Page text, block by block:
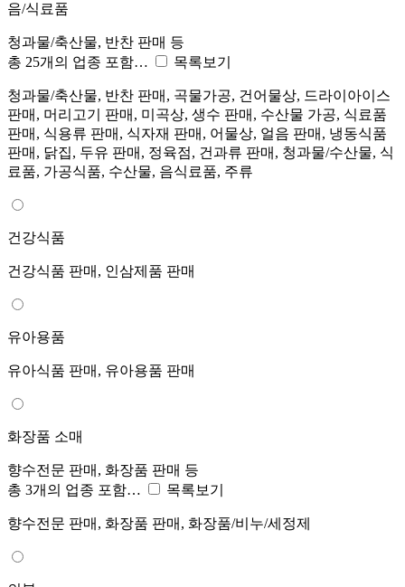
음/식료품
청과물/축산물, 반찬 판매 등
총 25개의 업종 포함…
목록보기
청과물/축산물, 반찬 판매, 곡물가공, 건어물상, 드라이아이스
판매, 머리고기 판매, 미곡상, 생수 판매, 수산물 가공, 식료품
판매, 식용류 판매, 식자재 판매, 어물상, 얼음 판매, 냉동식품
판매, 닭집, 두유 판매, 정육점, 건과류 판매, 청과물/수산물, 식
료품, 가공식품, 수산물, 음식료품, 주류
건강식품
건강식품 판매, 인삼제품 판매
유아용품
유아식품 판매, 유아용품 판매
화장품 소매
향수전문 판매, 화장품 판매 등
총 3개의 업종 포함…
목록보기
향수전문 판매, 화장품 판매, 화장품/비누/세정제